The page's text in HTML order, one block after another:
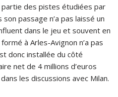
des pistes étudiées par
passage n’a pas laissé un
dans le jeu et souvent en
à Arles-Avignon n’a pas
donc installée du côté
net de 4 millions d’euros
les discussions avec Milan.